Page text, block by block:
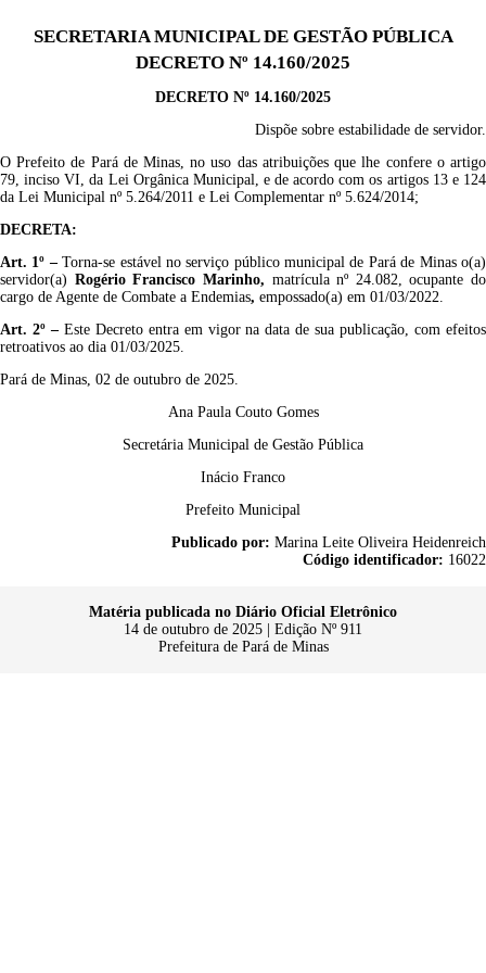
SECRETARIA MUNICIPAL DE GESTÃO PÚBLICA
DECRETO Nº 14.160/2025
DECRETO Nº 14.160/2025
Dispõe sobre estabilidade de servidor.
O Prefeito de Pará de Minas, no uso das atribuições que lhe confere o artigo
79, inciso VI, da Lei Orgânica Municipal, e de acordo com os artigos 13 e 124
da Lei Municipal nº 5.264/2011 e Lei Complementar nº 5.624/2014;
DECRETA:
Art. 1º –Torna-se estável no serviço público municipal de Pará de Minas o(a)
servidor(a) Rogério Francisco Marinho, matrícula nº 24.082, ocupante do
cargo de Agente de Combate a Endemias, empossado(a) em 01/03/2022.
Art. 2º –Este Decreto entra em vigor na data de sua publicação, com efeitos
retroativos ao dia 01/03/2025.
Pará de Minas, 02 de outubro de 2025.
Ana Paula Couto Gomes
Secretária Municipal de Gestão Pública
Inácio Franco
Prefeito Municipal
Publicado por: Marina Leite Oliveira Heidenreich
Código identificador: 16022
Matéria publicada no Diário Oficial Eletrônico
14 de outubro de 2025 | Edição Nº 911
Prefeitura de Pará de Minas